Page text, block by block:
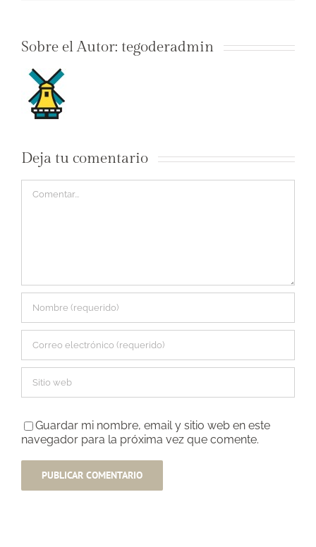
Sobre el Autor: tegoderadmin
Deja tu comentario
Guardar mi nombre, email y sitio web en este
navegador para la próxima vez que comente.